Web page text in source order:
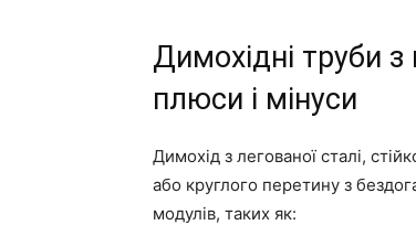
Димохідні труби
плюси і мінуси
Димохід з легованої сталі,
або круглого перетину з
модулів, таких як: